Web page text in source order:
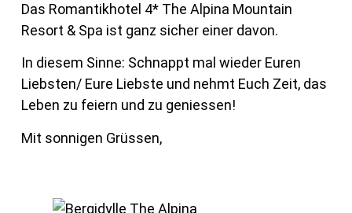
Das Romantikhotel 4* The Alpina Mountain
Resort & Spa ist ganz sicher einer davon.
In diesem Sinne: Schnappt mal wieder Euren
Liebsten/ Eure Liebste und nehmt Euch Zeit, das
Leben zu feiern und zu geniessen!
Mit sonnigen Grüssen,